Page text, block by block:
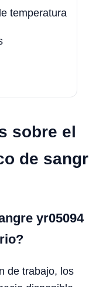
temperatura
sobre el
de
yr05094
de trabajo, los